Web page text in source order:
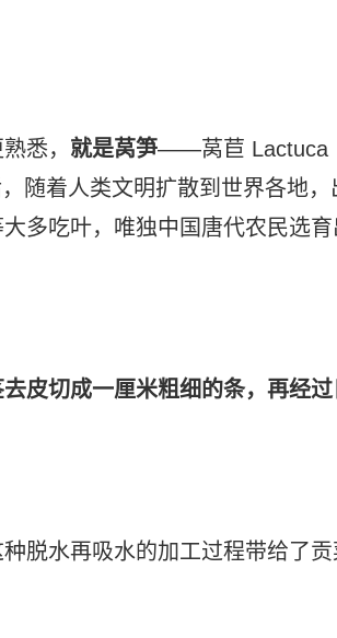
悉， 就是莴笋——莴苣 Lactuca
随着人类文明扩散到世界各地，
多吃叶，唯独中国唐代农民选育
皮切成一厘米粗细的条，再经过
脱水再吸水的加工过程带给了贡